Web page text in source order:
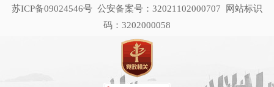
苏ICP备09024546号 公安备案号：32021102000707 网站标识
码：3202000058